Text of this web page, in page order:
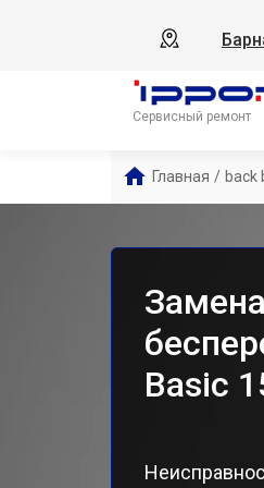
Сервисный ремонт
Главная / back
Basic